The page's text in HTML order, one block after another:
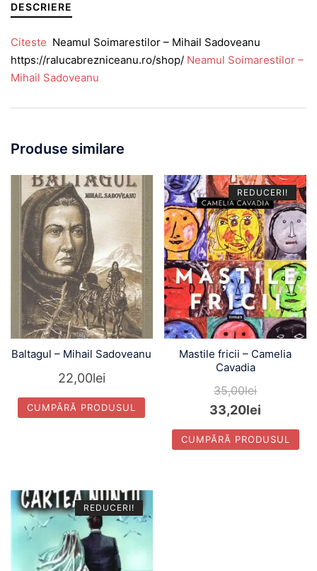
DESCRIERE
Citeste Neamul Soimarestilor – Mihail Sadoveanu
https://ralucabrezniceanu.ro/shop/ Neamul Soimarestilor –
Mihail Sadoveanu
Produse similare
Baltagul – Mihail Sadoveanu
22,00lei
CUMPĂRĂ PRODUSUL
REDUCERI!
Mastile fricii – Camelia
Cavadia
35,00lei
33,20lei
CUMPĂRĂ PRODUSUL
REDUCERI!